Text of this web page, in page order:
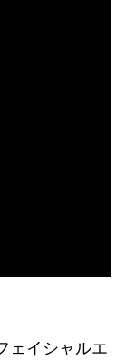
ェイシャルエ